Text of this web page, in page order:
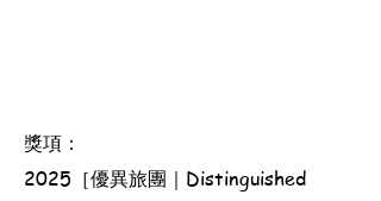
獎項：
2025［優異旅團｜Distinguished